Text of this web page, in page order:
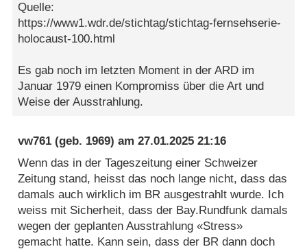
Quelle:
https://www1.wdr.de/stichtag/stichtag-fernsehserie-
holocaust-100.html
Es gab noch im letzten Moment in der ARD im
Januar 1979 einen Kompromiss über die Art und
Weise der Ausstrahlung.
vw761 (geb. 1969) am27.01.2025 21:16
Wenn das in der Tageszeitung einer Schweizer
Zeitung stand, heisst das noch lange nicht, dass das
damals auch wirklich im BR ausgestrahlt wurde. Ich
weiss mit Sicherheit, dass der Bay.Rundfunk damals
wegen der geplanten Ausstrahlung «Stress»
gemacht hatte. Kann sein, dass der BR dann doch